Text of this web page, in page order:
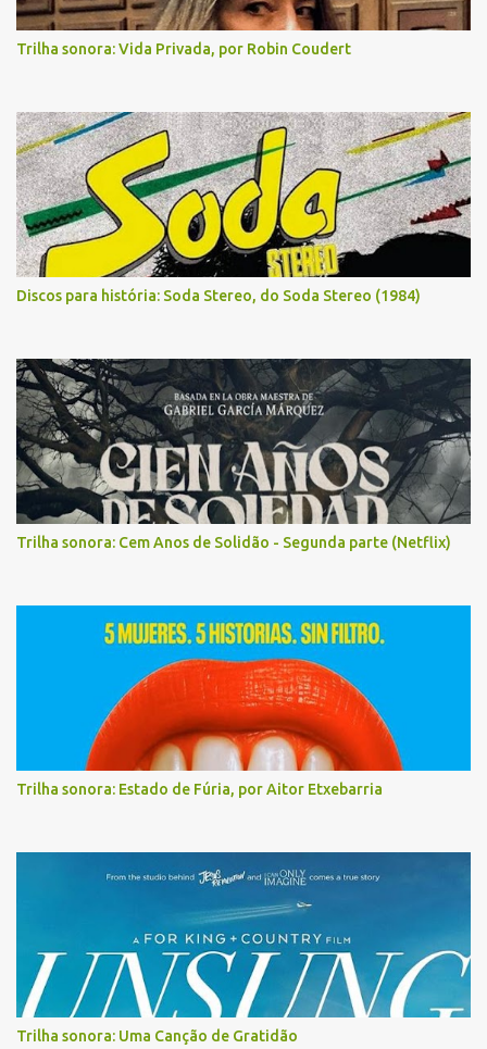
Trilha sonora: Vida Privada, por Robin Coudert
Discos para história: Soda Stereo, do Soda Stereo (1984)
Trilha sonora: Cem Anos de Solidão - Segunda parte (Netflix)
Trilha sonora: Estado de Fúria, por Aitor Etxebarria
Trilha sonora: Uma Canção de Gratidão